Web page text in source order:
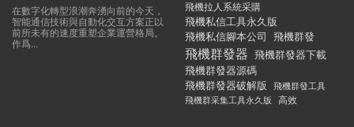
在數字化轉型浪潮奔湧向前的今天，
智能通信技術與自動化交互方案正以
前所未有的速度重塑企業運營格局。
作爲...
飛機拉人系統采購
飛機私信工具永久版
飛機私信腳本公司
飛機群發
飛機群發器 飛機群發器下載
飛機群發器源碼
飛機群發器破解版
飛機群發工具
飛機群采集工具永久版
高效